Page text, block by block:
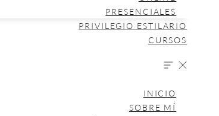
PRESENCIALES
PRIVILEGIO ESTILARIO
CURSOS
INICIO
SOBRE MÍ